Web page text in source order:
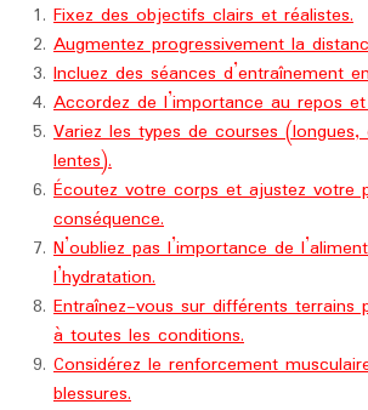
Fixez des objectifs clairs et réalistes.
Augmentez progressivement la
Incluez des séances d’entraînement
Accordez de l’importance au repos
Variez les types de courses
lentes).
Écoutez votre corps et ajustez votre
conséquence.
N’oubliez pas l’importance de
l’hydratation.
Entraînez-vous sur différents terrains
à toutes les conditions.
Considérez le renforcement
blessures.